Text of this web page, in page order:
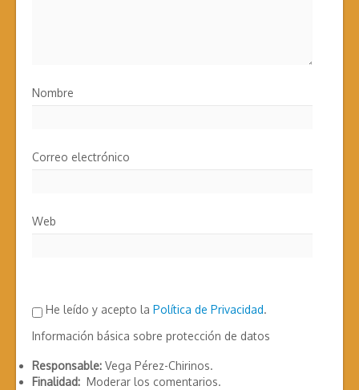
Nombre
Correo electrónico
Web
He leído y acepto la Política de Privacidad.
Información básica sobre protección de datos
Responsable: Vega Pérez-Chirinos.
Finalidad: Moderar los comentarios.